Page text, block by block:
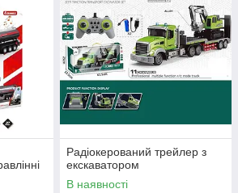
Радіокерований трейлер з
екскаватором
В наявності